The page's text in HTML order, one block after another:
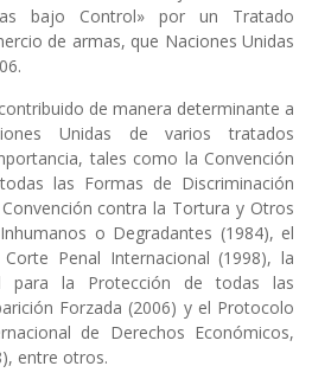
bajo Control» por un Tratado
de armas, que Naciones Unidas
de manera determinante a
Unidas de varios tratados
tales como la Convención
las Formas de Discriminación
contra la Tortura y Otros
o Degradantes (1984), el
Penal Internacional (1998), la
para la Protección de todas las
Forzada (2006) y el Protocolo
de Derechos Económicos,
entre otros.